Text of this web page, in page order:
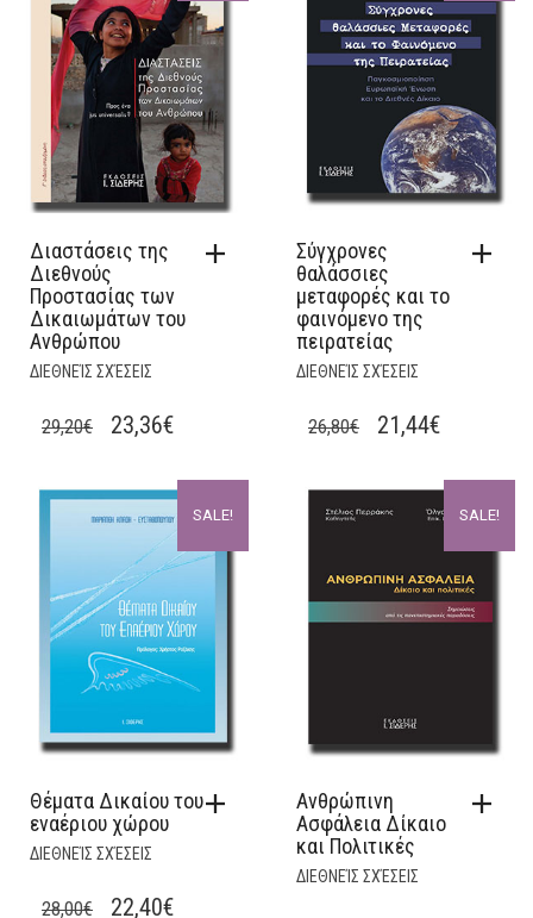
Διαστάσεις της
Διεθνούς
Προστασίας των
Δικαιωμάτων του
Ανθρώπου
ΔΙΕΘΝΕΊΣ ΣΧΈΣΕΙΣ
29,20€
ORIGINAL
WAS:
29,20€.
23,36€CURRENT
IS:
23,36€.
Σύγχρονες
θαλάσσιες
μεταφορές και το
φαινόμενο της
πειρατείας
ΔΙΕΘΝΕΊΣ ΣΧΈΣΕΙΣ
26,80€
ORIGINAL
WAS:
26,80€.
21,44€CURRENT
IS:
21,44€.
SALE!
Θέματα Δικαίου του
εναέριου χώρου
ΔΙΕΘΝΕΊΣ ΣΧΈΣΕΙΣ
28,00€ ORIGINAL
22,40€CURRENT
SALE!
Ανθρώπινη
Ασφάλεια Δίκαιο
και Πολιτικές
ΔΙΕΘΝΕΊΣ ΣΧΈΣΕΙΣ